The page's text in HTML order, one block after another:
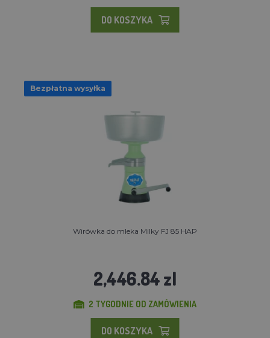
DO KOSZYKA
Bezpłatna wysyłka
Wirówka do mleka Milky FJ 85 HAP
2,446.84 zl
2 TYGODNIE OD ZAMÓWIENIA
DO KOSZYKA